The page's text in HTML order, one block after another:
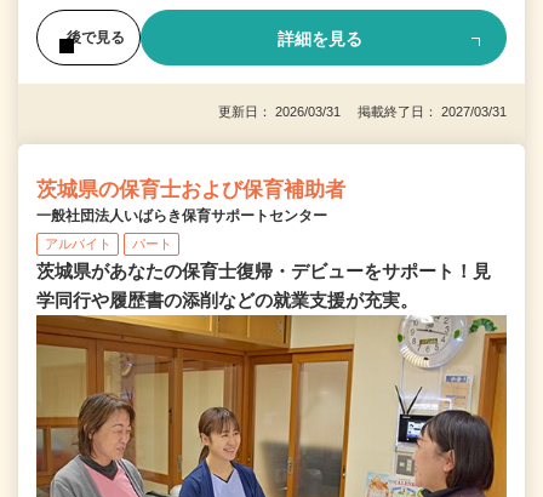
後で見る 詳細を見る
更新日： 2026/03/31 掲載終了日： 2027/03/31
茨城県の保育士および保育補助者
一般社団法人いばらき保育サポートセンター
アルバイト パート
茨城県があなたの保育士復帰・デビューをサポート！見
学同行や履歴書の添削などの就業支援が充実。